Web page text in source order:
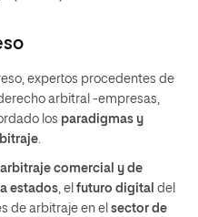
expertos procedentes de
arbitral -empresas,
los paradigmas y
.
comercial y de
estados, el futuro digital del
de arbitraje en el sector de